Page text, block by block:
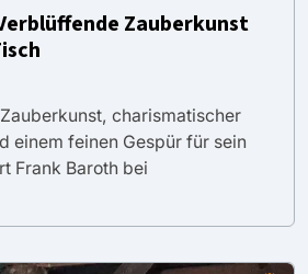
Zauberkunst
charismatischer
einem feinen Gespür für sein
Frank Baroth bei